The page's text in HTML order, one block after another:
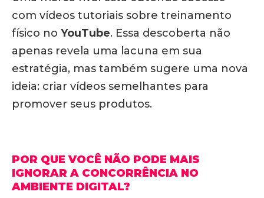
com vídeos tutoriais sobre treinamento
físico no YouTube. Essa descoberta não
apenas revela uma lacuna em sua
estratégia, mas também sugere uma nova
ideia: criar vídeos semelhantes para
promover seus produtos.
POR QUE VOCÊ NÃO PODE MAIS
IGNORAR A CONCORRÊNCIA NO
AMBIENTE DIGITAL?